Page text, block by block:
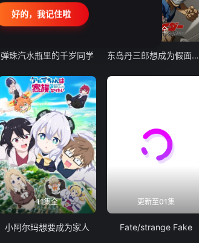
13集全
弹珠汽水瓶里的千岁同学
24集全
东岛丹三郎想成为假面骑士
11集全
小阿尔玛想要成为家人
更新至01集
Fate/strange Fake
好的，我记住啦